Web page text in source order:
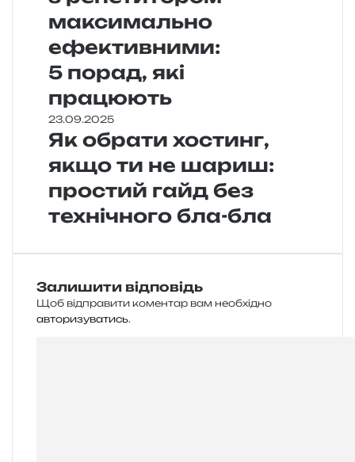
максимально
ефективними:
5 порад, які
працюють
23.09.2025
Як обрати хостинг,
якщо ти не шариш:
простий гайд без
технічного бла-бла
Залишити відповідь
Щоб відправити коментар вам необхідно
авторизуватись.